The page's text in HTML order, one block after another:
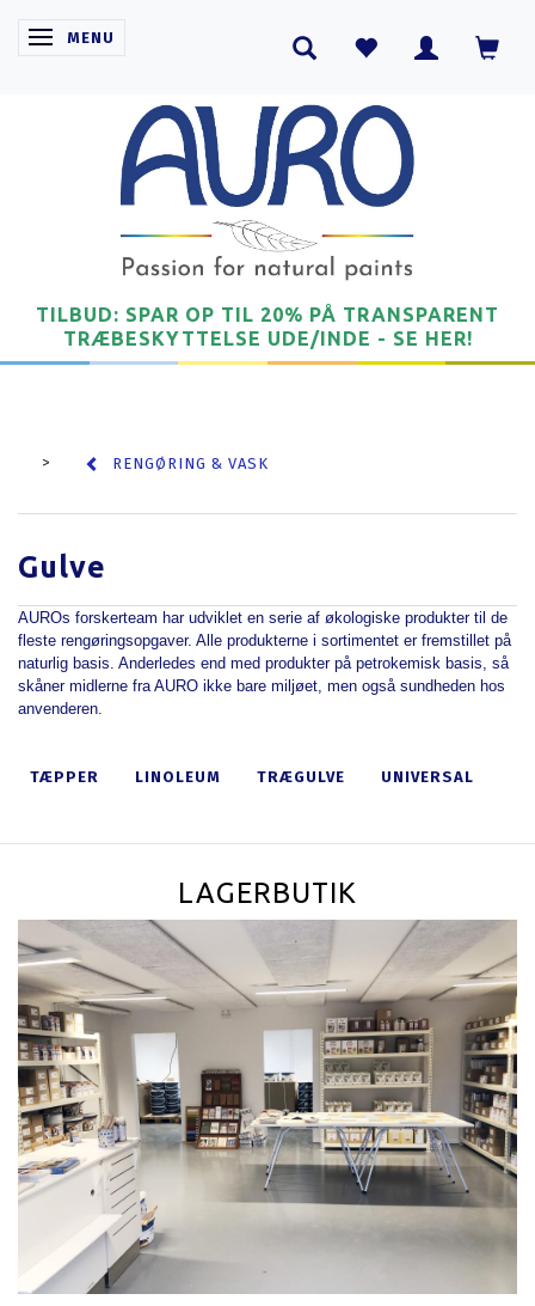
SKIFTE NAVIGATION
MENU
TILBUD: SPAR OP TIL 20% PÅ TRANSPARENT
TRÆBESKYTTELSE UDE/INDE - SE HER!
RENGØRING & VASK
Gulve
AUROs forskerteam har udviklet en serie af økologiske produkter til de
fleste rengøringsopgaver. Alle produkterne i sortimentet er fremstillet på
naturlig basis. Anderledes end med produkter på petrokemisk basis, så
skåner midlerne fra AURO ikke bare miljøet, men også sundheden hos
anvenderen.
TÆPPER LINOLEUM TRÆGULVE UNIVERSAL
LAGERBUTIK